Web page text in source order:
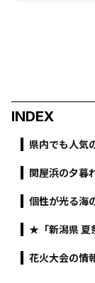
INDEX
県内でも人気
関屋浜の夕暮
個性が光る海
★「新潟県 夏
花火大会の情